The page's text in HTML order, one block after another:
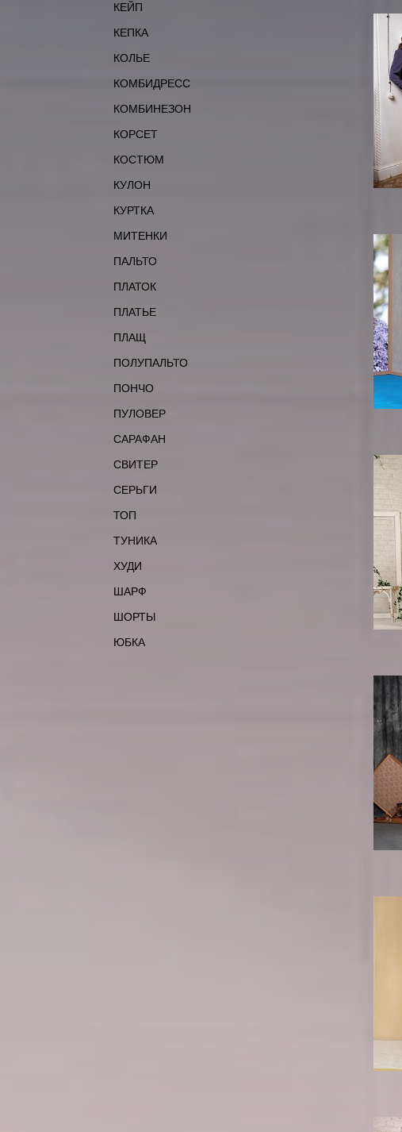
КЕЙП
КЕПКА
КОЛЬЕ
КОМБИДРЕСС
КОМБИНЕЗОН
КОРСЕТ
КОСТЮМ
КУЛОН
КУРТКА
МИТЕНКИ
ПАЛЬТО
ПЛАТОК
ПЛАТЬЕ
ПЛАЩ
ПОЛУПАЛЬТО
ПОНЧО
ПУЛОВЕР
САРАФАН
СВИТЕР
СЕРЬГИ
ТОП
ТУНИКА
ХУДИ
ШАРФ
ШОРТЫ
ЮБКА